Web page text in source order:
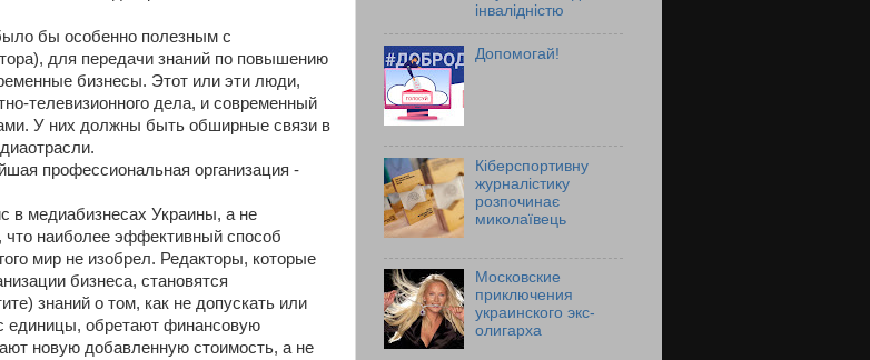
бы особенно полезным с
для передачи знаний по повышению
бизнесы. Этот или эти люди,
телевизионного дела, и современный
У них должны быть обширные связи в
профессиональная организация -
в медиабизнесах Украины, а не
что наиболее эффективный способ
мир не изобрел. Редакторы, которые
бизнеса, становятся
знаний о том, как не допускать или
единицы, обретают финансовую
новую добавленную стоимость, а не
інвалідністю
Допомогай!
Кіберспортивну
журналістику
розпочинає
миколаївець
Московские
приключения
украинского экс-
олигарха